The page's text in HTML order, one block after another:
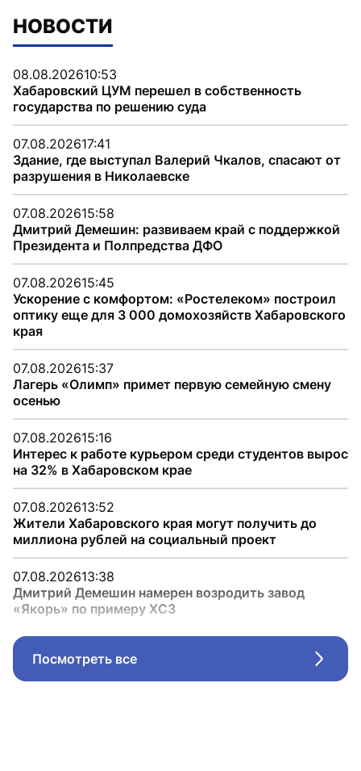
НОВОСТИ
08.08.202610:53
Хабаровский ЦУМ перешел в собственность
государства по решению суда
07.08.202617:41
Здание, где выступал Валерий Чкалов, спасают от
разрушения в Николаевске
07.08.202615:58
Дмитрий Демешин: развиваем край с поддержкой
Президента и Полпредства ДФО
07.08.202615:45
Ускорение с комфортом: «Ростелеком» построил
оптику еще для 3 000 домохозяйств Хабаровского
края
07.08.202615:37
Лагерь «Олимп» примет первую семейную смену
осенью
07.08.202615:16
Интерес к работе курьером среди студентов вырос
на 32% в Хабаровском крае
07.08.202613:52
Жители Хабаровского края могут получить до
миллиона рублей на социальный проект
07.08.202613:38
Дмитрий Демешин намерен возродить завод
«Якорь» по примеру ХСЗ
Посмотреть все